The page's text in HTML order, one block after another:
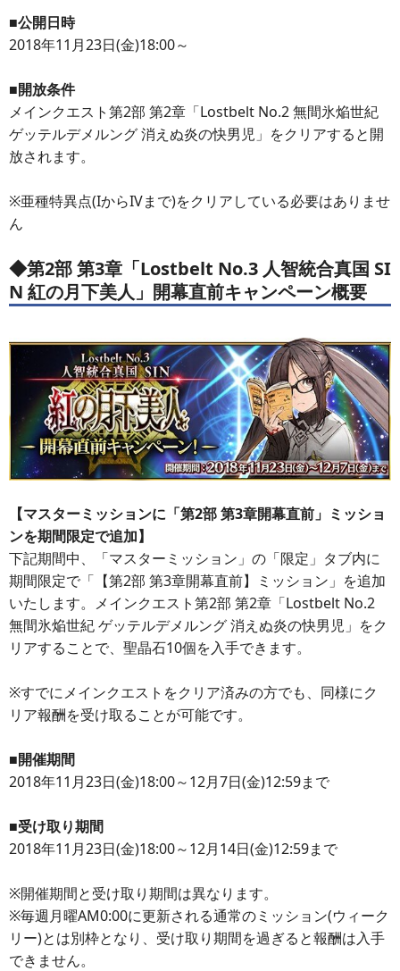
■公開日時
2018年11月23日(金)18:00～
■開放条件
メインクエスト第2部 第2章「Lostbelt No.2 無間氷焔世紀
ゲッテルデメルング 消えぬ炎の快男児」をクリアすると開
放されます。
※亜種特異点(IからIVまで)をクリアしている必要はありませ
ん
◆第2部 第3章「Lostbelt No.3 人智統合真国 SI
N 紅の月下美人」開幕直前キャンペーン概要
【マスターミッションに「第2部 第3章開幕直前」ミッショ
ンを期間限定で追加】
下記期間中、「マスターミッション」の「限定」タブ内に
期間限定で「【第2部 第3章開幕直前】ミッション」を追加
いたします。メインクエスト第2部 第2章「Lostbelt No.2
無間氷焔世紀 ゲッテルデメルング 消えぬ炎の快男児」をク
リアすることで、聖晶石10個を入手できます。
※すでにメインクエストをクリア済みの方でも、同様にク
リア報酬を受け取ることが可能です。
■開催期間
2018年11月23日(金)18:00～12月7日(金)12:59まで
■受け取り期間
2018年11月23日(金)18:00～12月14日(金)12:59まで
※開催期間と受け取り期間は異なります。
※毎週月曜AM0:00に更新される通常のミッション(ウィーク
リー)とは別枠となり、受け取り期間を過ぎると報酬は入手
できません。